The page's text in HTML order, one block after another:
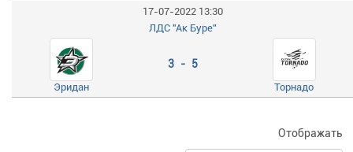
17-07-2022 13:30
ЛДС "Ак Буре"
Эридан
3 - 5
Торнадо
Отображать